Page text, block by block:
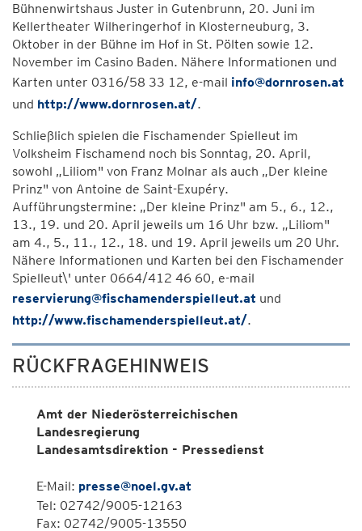
Bühnenwirtshaus Juster in Gutenbrunn, 20. Juni im
Kellertheater Wilheringerhof in Klosterneuburg, 3.
Oktober in der Bühne im Hof in St. Pölten sowie 12.
November im Casino Baden. Nähere Informationen und
Karten unter 0316/58 33 12, e-mail info@dornrosen.at
und http://www.dornrosen.at/.
Schließlich spielen die Fischamender Spielleut im
Volksheim Fischamend noch bis Sonntag, 20. April,
sowohl „Liliom" von Franz Molnar als auch „Der kleine
Prinz" von Antoine de Saint-Exupéry.
Aufführungstermine: „Der kleine Prinz" am 5., 6., 12.,
13., 19. und 20. April jeweils um 16 Uhr bzw. „Liliom"
am 4., 5., 11., 12., 18. und 19. April jeweils um 20 Uhr.
Nähere Informationen und Karten bei den Fischamender
Spielleut\' unter 0664/412 46 60, e-mail
reservierung@fischamenderspielleut.at und
http://www.fischamenderspielleut.at/.
RÜCKFRAGEHINWEIS
Amt der Niederösterreichischen
Landesregierung
Landesamtsdirektion - Pressedienst
E-Mail: presse@noel.gv.at
Tel: 02742/9005-12163
Fax: 02742/9005-13550